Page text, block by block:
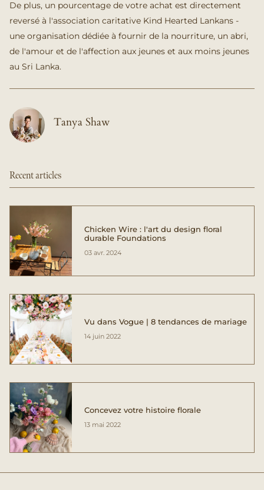
De plus, un pourcentage de votre achat est directement
reversé à l'association caritative Kind Hearted Lankans -
une organisation dédiée à fournir de la nourriture, un abri,
de l'amour et de l'affection aux jeunes et aux moins jeunes
au Sri Lanka.
Tanya Shaw
Recent articles
Chicken Wire : l'art du design floral
durable Foundations
03 avr. 2024
Vu dans Vogue | 8 tendances de mariage
14 juin 2022
Concevez votre histoire florale
13 mai 2022